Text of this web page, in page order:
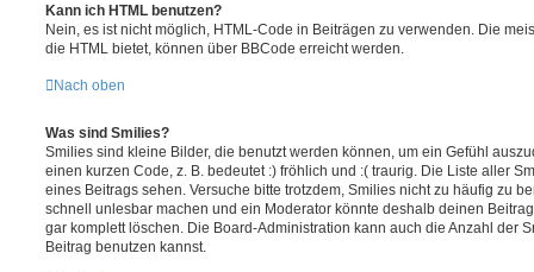
Kann ich HTML benutzen?
Nein, es ist nicht möglich, HTML-Code in Beiträgen zu verwenden. Die
die HTML bietet, können über BBCode erreicht werden.
Nach oben
Was sind Smilies?
Smilies sind kleine Bilder, die benutzt werden können, um ein Gefühl
einen kurzen Code, z. B. bedeutet :) fröhlich und :( traurig. Die Liste aller
eines Beitrags sehen. Versuche bitte trotzdem, Smilies nicht zu häufig zu
schnell unlesbar machen und ein Moderator könnte deshalb deinen
gar komplett löschen. Die Board-Administration kann auch die Anzahl der
Beitrag benutzen kannst.